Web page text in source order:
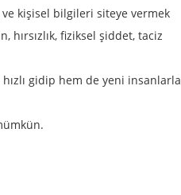
kişisel bilgileri siteye vermek
hırsızlık, fiziksel şiddet, taciz
gidip hem de yeni insanlarla